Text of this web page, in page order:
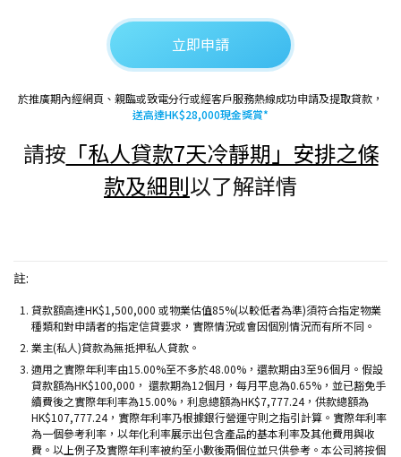
立即申請
於推廣期內經網頁、親臨或致電分行或經客戶服務熱線成功申請及提取貸款，
送高達HK$28,000現金獎賞*
請按 「私人貸款7天冷靜期」安排之條
款及細則以了解詳情
註:
貸款額高達HK$1,500,000 或物業估值85%(以較低者為準)須符合指定物業
種類和對申請者的指定信貸要求，實際情況或會因個別情況而有所不同。
業主(私人)貸款為無抵押私人貸款。
適用之實際年利率由15.00%至不多於48.00%，還款期由3至96個月。假設
貸款額為HK$100,000， 還款期為12個月，每月平息為0.65%，並已豁免手
續費後之實際年利率為15.00%，利息總額為HK$7,777.24，供款總額為
HK$107,777.24，實際年利率乃根據銀行營運守則之指引計算。實際年利率
為一個參考利率，以年化利率展示出包含產品的基本利率及其他費用與收
費。以上例子及實際年利率被約至小數後兩個位並只供參考。本公司將按個